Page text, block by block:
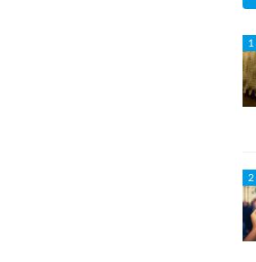
1
2